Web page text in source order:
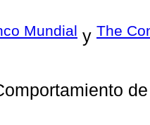
Mundial y The